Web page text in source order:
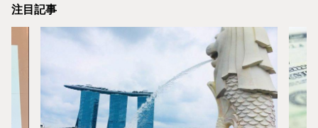
注目記事